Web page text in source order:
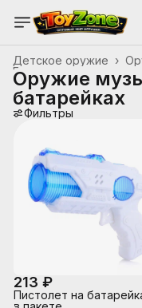
Детское оружие ›
Главная
Оружие
батарейках
Фильтры
213 ₽
Пистолет на